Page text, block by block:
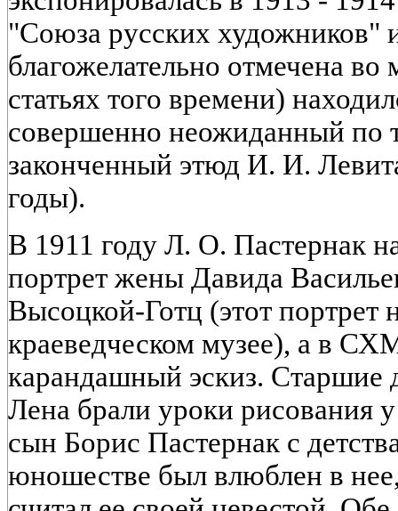
"Союза русских художников"
благожелательно отмечена
статьях того времени)
совершенно неожиданный по
законченный этюд И. И.
годы).
В 1911 году Л. О. Пастернак
портрет жены Давида
Высоцкой-Готц (этот портрет
краеведческом музее), а в
карандашный эскиз. Старшие
Лена брали уроки рисования
сын Борис Пастернак с
юношестве был влюблен в